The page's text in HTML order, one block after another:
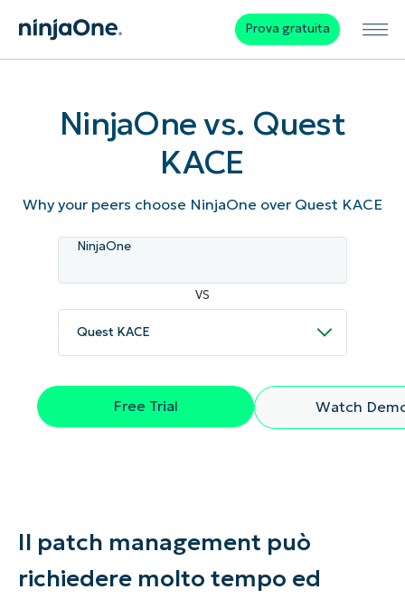
Prova gratuita
NinjaOne vs. Quest
KACE
Why your peers choose NinjaOne over Quest KACE
NinjaOne
VS
Free Trial Watch
Il patch management può
richiedere molto tempo ed